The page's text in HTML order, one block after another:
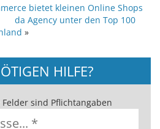
bietet kleinen Online Shops
da Agency unter den Top 100
»
HILFE?
sind Pflichtangaben